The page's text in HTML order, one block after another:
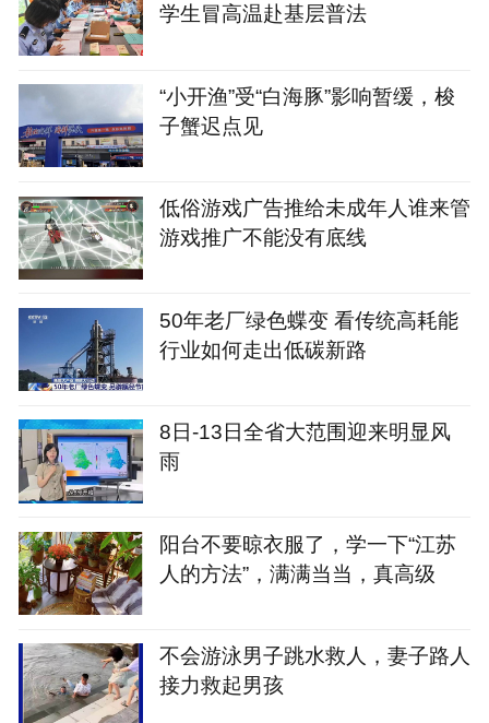
学生冒高温赴基层普法
“小开渔”受“白海豚”影响暂缓，梭
子蟹迟点见
‌低俗游戏广告推给未成年人谁来管‌
游戏推广不能没有底线‌‌
50年老厂绿色蝶变 看传统高耗能
行业如何走出低碳新路
8日-13日全省大范围迎来明显风
雨
阳台不要晾衣服了，学一下“江苏
人的方法”，满满当当，真高级
不会游泳男子跳水救人，妻子路人
接力救起男孩